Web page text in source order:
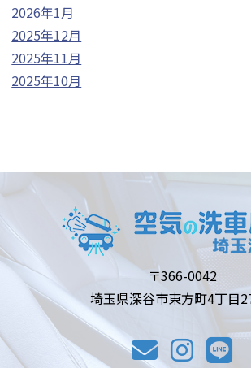
2026年1月
2025年12月
2025年11月
2025年10月
〒366-0042
埼玉県深谷市東方町4丁目